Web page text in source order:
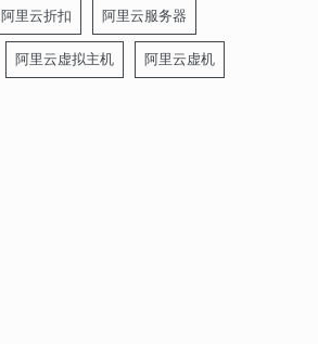
阿里云折扣 阿里云服务器
阿里云虚拟主机 阿里云虚机